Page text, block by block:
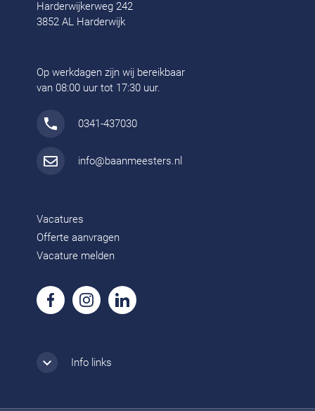
Harderwijkerweg 242
3852 AL Harderwijk
Op werkdagen zijn wij bereikbaar
van 08:00 uur tot 17:30 uur.
0341-437030
info@baanmeesters.nl
Vacatures
Offerte aanvragen
Vacature melden
Info links